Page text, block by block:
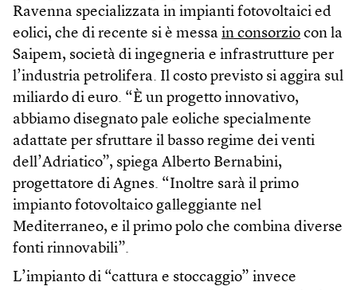
Ravenna specializzata in impianti fotovoltaici ed
eolici, che di recente si è messa in consorzio con la
Saipem, società di ingegneria e infrastrutture per
l’industria petrolifera. Il costo previsto si aggira sul
miliardo di euro. “È un progetto innovativo,
abbiamo disegnato pale eoliche specialmente
adattate per sfruttare il basso regime dei venti
dell’Adriatico”, spiega Alberto Bernabini,
progettatore di Agnes. “Inoltre sarà il primo
impianto fotovoltaico galleggiante nel
Mediterraneo, e il primo polo che combina diverse
fonti rinnovabili”.
L’impianto di “cattura e stoccaggio” invece